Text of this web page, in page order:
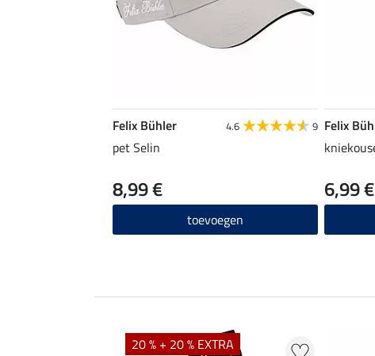
Felix Bühler 4.6 9
pet Selin
8,99 €
toevoegen
Felix
6,99 €
20 % + 20 % EXTRA